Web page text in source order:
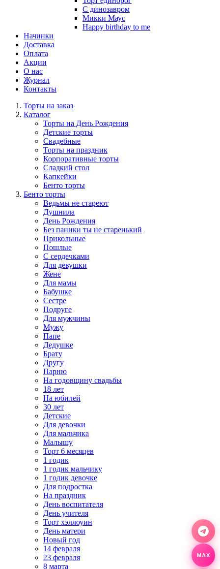
С динозавром
Микки Маус
Happy birthday to me
Начинки
Доставка
Оплата
Акции
О нас
Журнал
Контакты
Торты на заказ
Каталог
Торты на День Рождения
Детские торты
Свадебные
Торты на праздник
Корпоративные торты
Сладкий стол
Капкейки
Бенто торты
Бенто торты
Ведьмы не стареют
Душнила
День Рождения
Без паники ты не старенький
Прикольные
Пошлые
С сердечками
Для девушки
Жене
Для мамы
Бабушке
Сестре
Подруге
Для мужчины
Мужу
Папе
Дедушке
Брату
Другу
Парню
На годовщину свадьбы
18 лет
На юбилей
30 лет
Детские
Для девочки
Для мальчика
Малышу
Торт 6 месяцев
1 годик
1 годик мальчику
1 годик девочке
Для подростка
На праздник
День воспитателя
День учителя
Торт хэллоуин
День матери
Новый год
14 февраля
23 февраля
8 марта
MAX